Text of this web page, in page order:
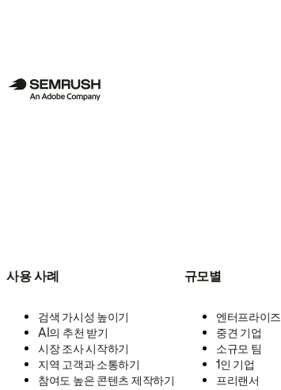
사용 사례
검색 가시성 높이기
AI의 추천 받기
시장 조사 시작하기
지역 고객과 소통하기
참여도 높은 콘텐츠 제작하기
규모별
엔터프라이즈
중견 기업
소규모 팀
1인 기업
프리랜서